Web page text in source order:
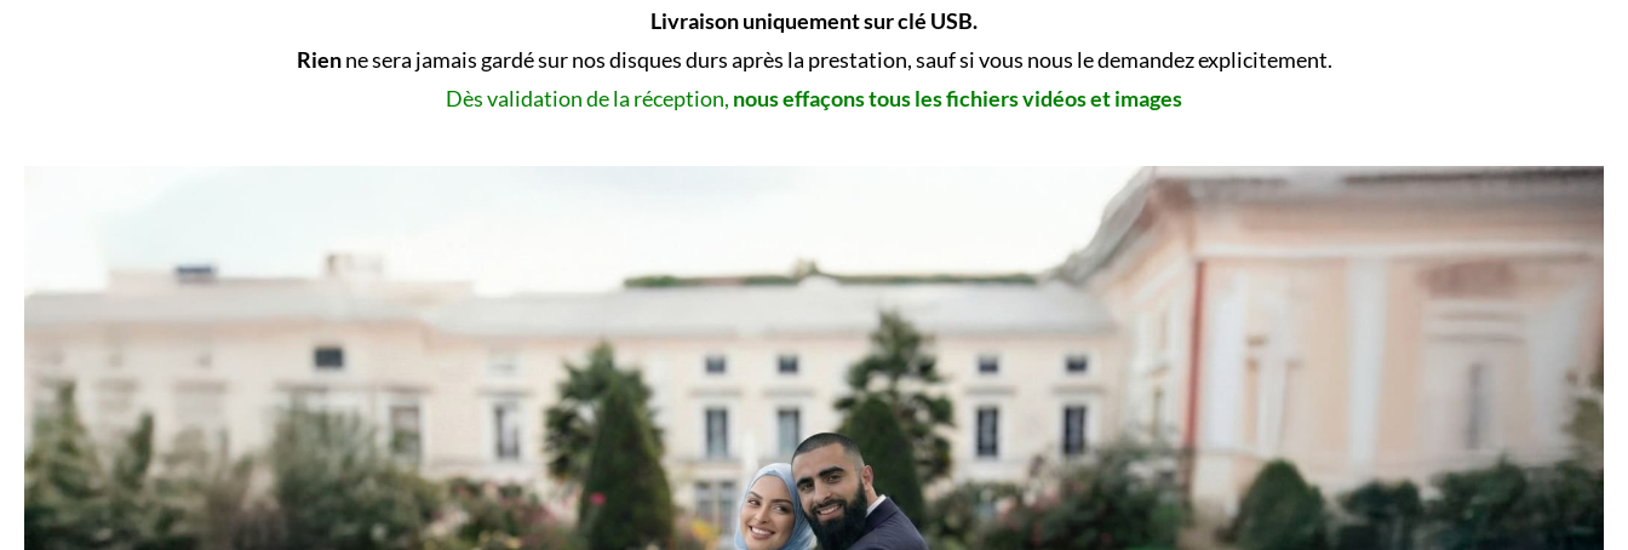
Livraison uniquement sur clé USB.
Rienne sera jamais gardé sur nos disques durs après la prestation, sauf si vous nous le demandez explicitement.
Dès validation de la réception, nous effaçons tous les fichiers vidéos et images